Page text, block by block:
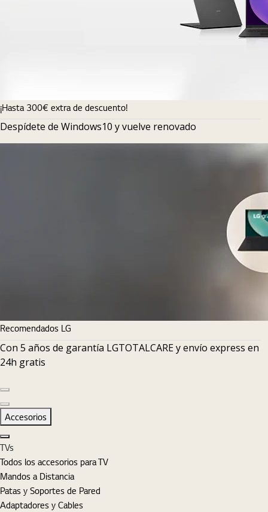
¡Hasta 300€ extra de descuento!
Despídete de Windows10 y vuelve renovado
Recomendados LG
Con 5 años de garantía LGTOTALCARE y envío express en
24h gratis
Diapositiva siguiente
Accesorios
Cerrar
TVs
Todos los accesorios para TV
Mandos a Distancia
Patas y Soportes de Pared
Adaptadores y Cables